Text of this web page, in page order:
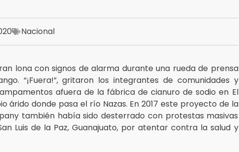
Nacional
lona con signos de alarma durante una rueda de prensa
“¡Fuera!”, gritaron los integrantes de comunidades y
afuera de la fábrica de cianuro de sodio en El
árido donde pasa el río Nazas. En 2017 este proyecto de la
también había sido desterrado con protestas masivas
Luis de la Paz, Guanajuato, por atentar contra la salud y